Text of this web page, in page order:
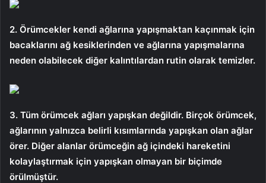
2. Örümcekler kendi ağlarına yapışmaktan kaçınmak için
bacaklarını ağ kesiklerinden ve ağlarına yapışmalarına
neden olabilecek diğer kalıntılardan rutin olarak temizler.
3. Tüm örümcek ağları yapışkan değildir. Birçok örümcek,
ağlarının yalnızca belirli kısımlarında yapışkan olan ağlar
örer. Diğer alanlar örümceğin ağ içindeki hareketini
kolaylaştırmak için yapışkan olmayan bir biçimde
örülmüştür.